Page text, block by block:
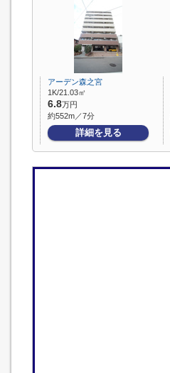
アーデン森之宮
1K/21.03㎡
6.8万円
約552m／7分
詳細を見る